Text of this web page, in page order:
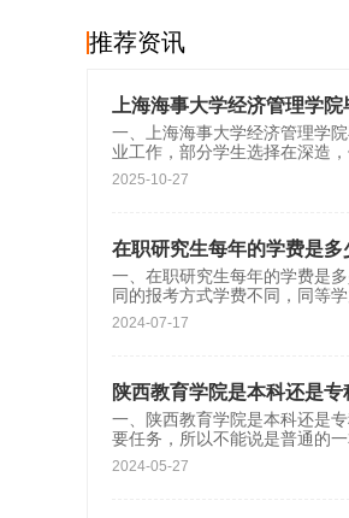
推荐资讯
上海海事大学经济管理学
一、上海海事大学经济管理学
业工作，部分学生选择在深造
2025-10-27
在职研究生每年的学费是
一、在职研究生每年的学费是
同的报考方式学费不同，同等
2024-07-17
陕西教育学院是本科还是
一、陕西教育学院是本科还是
要任务，所以不能说是普通的
2024-05-27